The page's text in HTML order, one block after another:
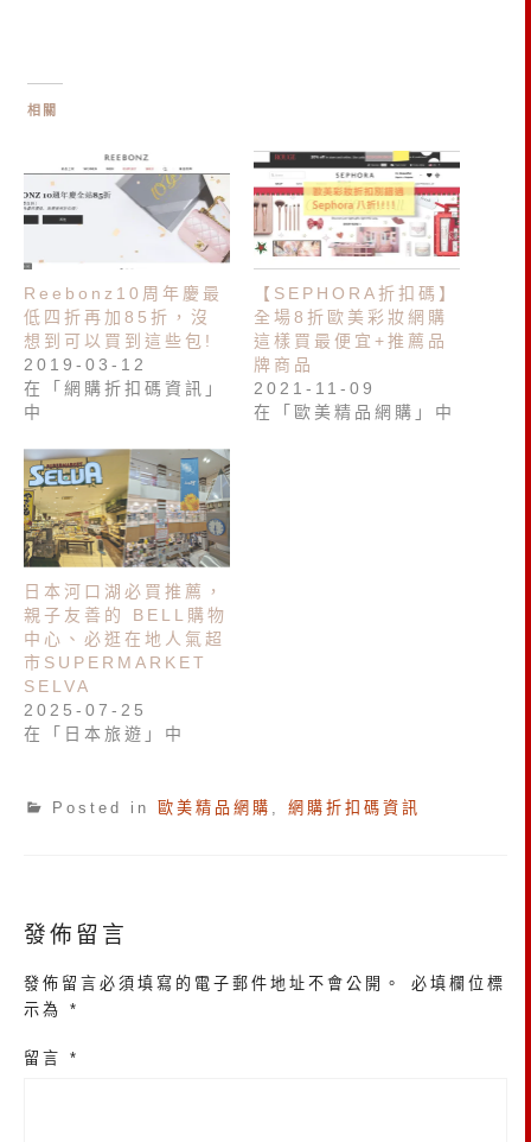
相關
Reebonz10周年慶最
低四折再加85折，沒
想到可以買到這些包!
2019-03-12
在「網購折扣碼資訊」
中
【SEPHORA折扣碼】
全場8折歐美彩妝網購
這樣買最便宜+推薦品
牌商品
2021-11-09
在「歐美精品網購」中
日本河口湖必買推薦，
親子友善的 BELL購物
中心、必逛在地人氣超
市SUPERMARKET
SELVA
2025-07-25
在「日本旅遊」中
Posted in 歐美精品網購 網購折扣碼資訊
發佈留言
發佈留言必須填寫的電子郵件地址不會公開。
必填欄位標
示為 *
留言 *